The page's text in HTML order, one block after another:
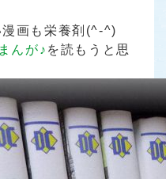
漫画も栄養剤(^-^)
んが♪ を読もうと思